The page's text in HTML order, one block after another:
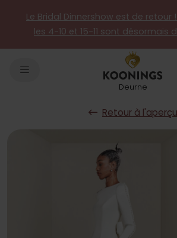
Le Bridal Dinnershow est de retour
les 4-10 et 15-11 sont désormais
Deurne
Retour à l'aperçu